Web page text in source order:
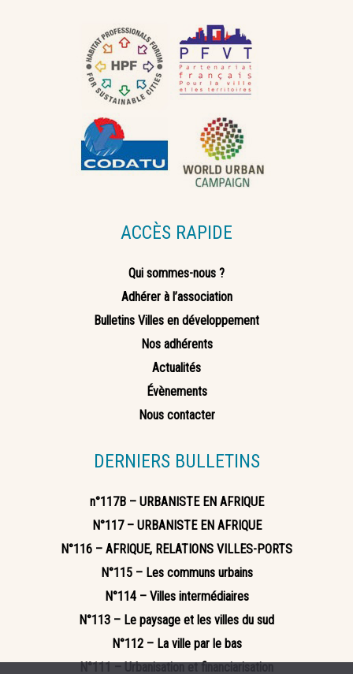
ACCÈS RAPIDE
Qui sommes-nous ?
Adhérer à l’association
Bulletins Villes en développement
Nos adhérents
Actualités
Évènements
Nous contacter
DERNIERS BULLETINS
n°117B – URBANISTE EN AFRIQUE
N°117 – URBANISTE EN AFRIQUE
N°116 – AFRIQUE, RELATIONS VILLES-PORTS
N°115 – Les communs urbains
N°114 – Villes intermédiaires
N°113 – Le paysage et les villes du sud
N°112 – La ville par le bas
N°111 – Urbanisation et financiarisation